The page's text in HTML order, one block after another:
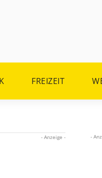
FREIZEIT
- Anzeige -
-